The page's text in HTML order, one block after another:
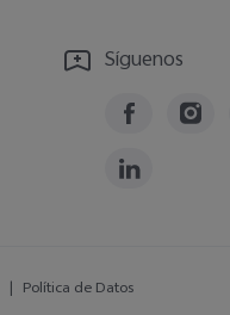
Síguenos
| Política de Datos